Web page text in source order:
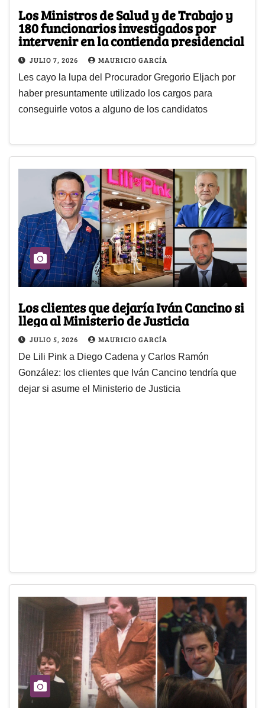
Los Ministros de Salud y de Trabajo y
180 funcionarios investigados por
intervenir en la contienda presidencial
JULIO 7, 2026 MAURICIO GARCÍA
Les cayo la lupa del Procurador Gregorio Eljach por
haber presuntamente utilizado los cargos para
conseguirle votos a alguno de los candidatos
Los clientes que dejaría Iván Cancino si
llega al Ministerio de Justicia
JULIO 5, 2026 MAURICIO GARCÍA
De Lili Pink a Diego Cadena y Carlos Ramón
González: los clientes que Iván Cancino tendría que
dejar si asume el Ministerio de Justicia